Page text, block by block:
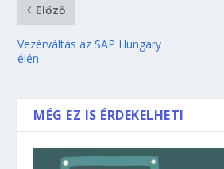
Előző
Vezérváltás az SAP Hungary
élén
MÉG EZ IS ÉRDEKELHETI